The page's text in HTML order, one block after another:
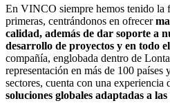
En VINCO siempre hemos tenido la
primeras, centrándonos en ofrecer
calidad, además de dar soporte a
desarrollo de proyectos y en todo
compañía, englobada dentro de
representación en más de 100
sectores, cuenta con una experiencia
soluciones globales adaptadas a